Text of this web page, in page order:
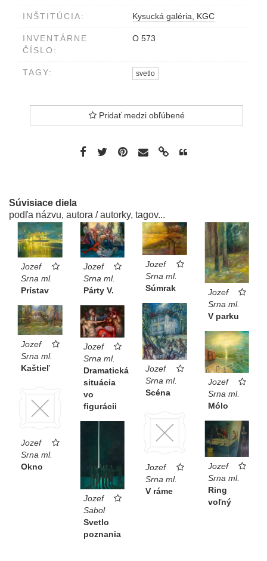
INŠTITÚCIA: Kysucká galéria, KGC
INVENTÁRNE
ČÍSLO:
O 573
TAGY: svetlo
Pridať medzi obľúbené
Súvisiace diela
podľa názvu, autora / autorky, tagov...
Jozef
Srna ml.
Prístav
Jozef
Srna ml.
Párty V.
Jozef
Srna ml.
Súmrak
Jozef
Srna ml.
V parku
Jozef
Srna ml.
Scéna
Jozef
Srna ml.
Kaštieľ
Jozef
Srna ml.
Dramatická
situácia
vo
figurácii
Jozef
Srna ml.
Mólo
Jozef
Srna ml.
Okno
Jozef
Srna ml.
V ráme
Jozef
Srna ml.
Ring
voľný
Jozef
Sabol
Svetlo
poznania